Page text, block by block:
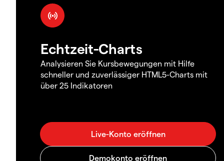
Echtzeit-Charts
Analysieren Sie Kursbewegungen mit Hilfe
schneller und zuverlässiger HTML5-Charts mit
über 25 Indikatoren